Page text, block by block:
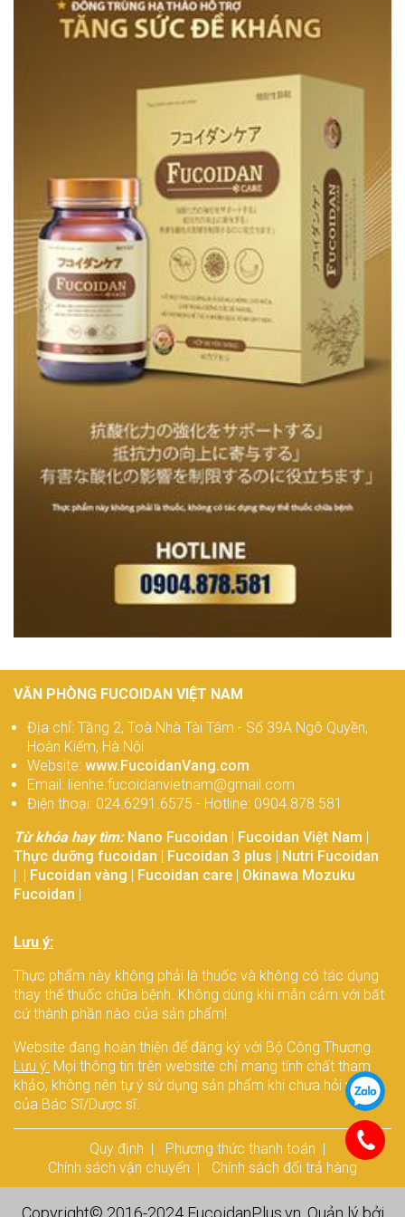
VĂN PHÒNG FUCOIDAN VIỆT NAM
Địa chỉ: Tầng 2, Toà Nhà Tài Tâm - Số 39A Ngô Quyền,
Hoàn Kiếm, Hà Nội
Website: www.FucoidanVang.com
Email: lienhe.fucoidanvietnam@gmail.com
Điện thoại: 024.6291.6575 - Hotline: 0904.878.581
Từ khóa hay tìm: Nano Fucoidan Fucoidan Việt Nam
Thực dưỡng fucoidan
Fucoidan 3 plus
Nutri Fucoidan
Fucoidan vàng Fucoidan care
Okinawa Mozuku
Fucoidan
Lưu ý:
Thực phẩm này không phải là thuốc và không có tác dụng
thay thế thuốc chữa bệnh. Không dùng khi mẫn cảm với bất
cứ thành phần nào của sản phẩm!
Website đang hoàn thiện để đăng ký với Bộ Công Thương.
Lưu ý: Mọi thông tin trên website chỉ mang tính chất tham
khảo, không nên tự ý sử dụng sản phẩm khi chưa hỏi ý kiến
của Bác Sĩ/Dược sĩ.
Quy định
Phương thức thanh toán
Chính sách vận chuyển
Chính sách đổi trả hàng
Copyright© 2016-2024 FucoidanPlus.vn . Quản lý bởi